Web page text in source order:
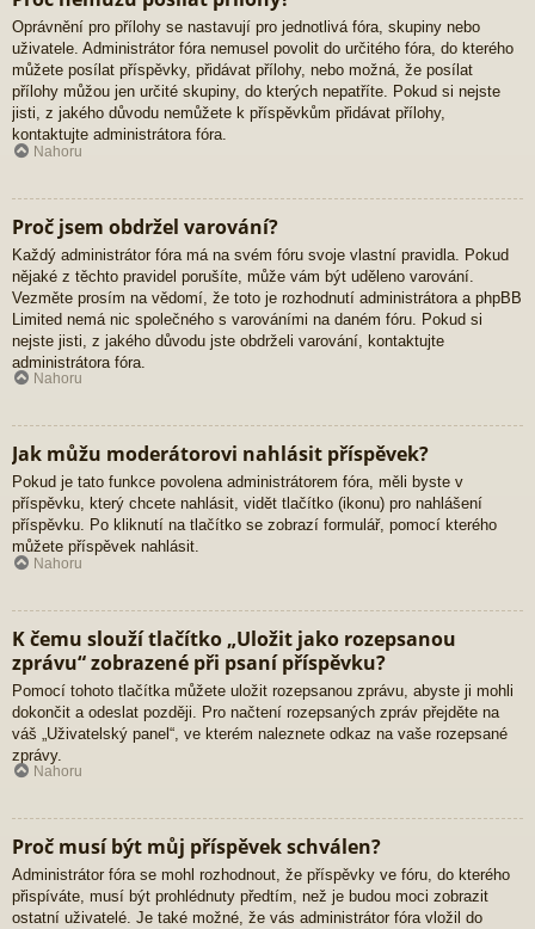
Oprávnění pro přílohy se nastavují pro jednotlivá fóra, skupiny nebo
uživatele. Administrátor fóra nemusel povolit do určitého fóra, do kterého
můžete posílat příspěvky, přidávat přílohy, nebo možná, že posílat
přílohy můžou jen určité skupiny, do kterých nepatříte. Pokud si nejste
jisti, z jakého důvodu nemůžete k příspěvkům přidávat přílohy,
kontaktujte administrátora fóra.
Nahoru
Proč jsem obdržel varování?
Každý administrátor fóra má na svém fóru svoje vlastní pravidla. Pokud
nějaké z těchto pravidel porušíte, může vám být uděleno varování.
Vezměte prosím na vědomí, že toto je rozhodnutí administrátora a phpBB
Limited nemá nic společného s varováními na daném fóru. Pokud si
nejste jisti, z jakého důvodu jste obdrželi varování, kontaktujte
administrátora fóra.
Nahoru
Jak můžu moderátorovi nahlásit příspěvek?
Pokud je tato funkce povolena administrátorem fóra, měli byste v
příspěvku, který chcete nahlásit, vidět tlačítko (ikonu) pro nahlášení
příspěvku. Po kliknutí na tlačítko se zobrazí formulář, pomocí kterého
můžete příspěvek nahlásit.
Nahoru
K čemu slouží tlačítko „Uložit jako rozepsanou
zprávu“ zobrazené při psaní příspěvku?
Pomocí tohoto tlačítka můžete uložit rozepsanou zprávu, abyste ji mohli
dokončit a odeslat později. Pro načtení rozepsaných zpráv přejděte na
váš „Uživatelský panel“, ve kterém naleznete odkaz na vaše rozepsané
zprávy.
Nahoru
Proč musí být můj příspěvek schválen?
Administrátor fóra se mohl rozhodnout, že příspěvky ve fóru, do kterého
přispíváte, musí být prohlédnuty předtím, než je budou moci zobrazit
ostatní uživatelé. Je také možné, že vás administrátor fóra vložil do